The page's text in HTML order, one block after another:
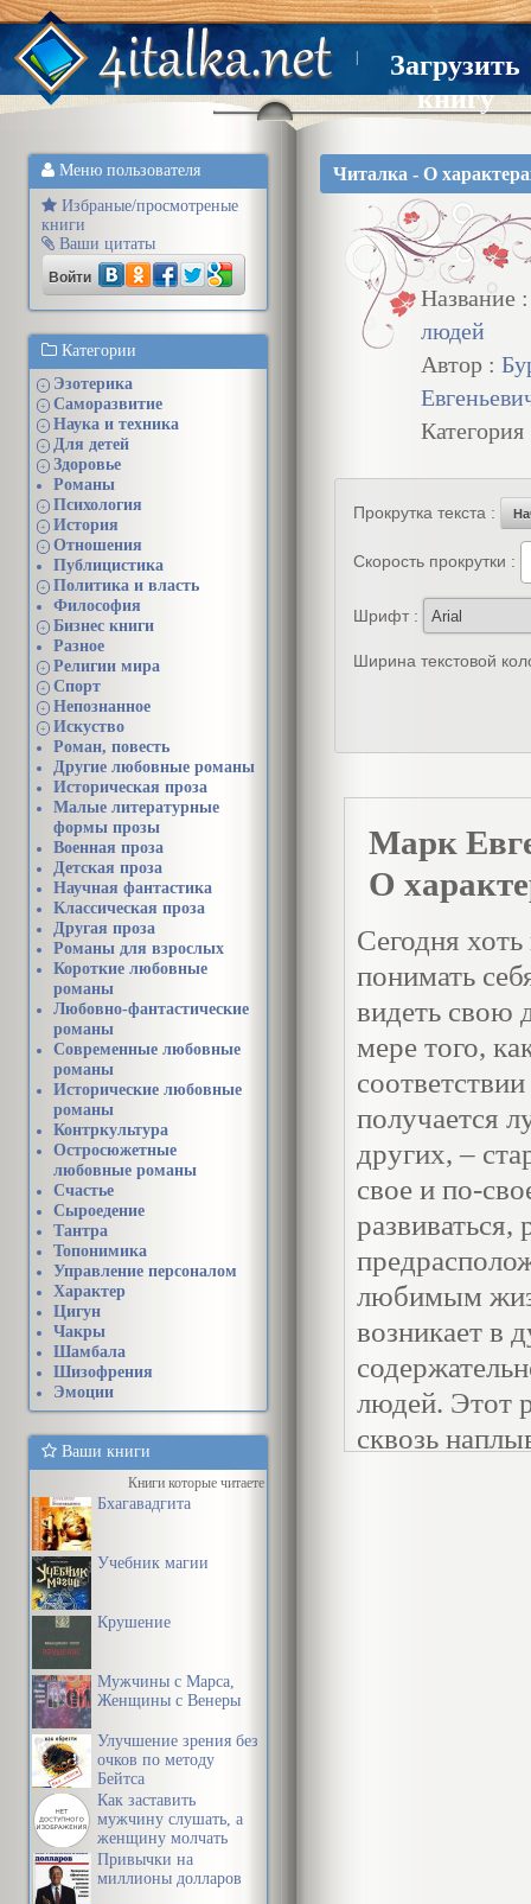
Загрузить
книгу
Меню пользователя
Избраные/просмотреные
книги
Ваши цитаты
Войти
Категории
+ Эзотерика
+ Саморазвитие
+ Наука и техника
+ Для детей
+
Здоровье
Романы
+ Психология
+ История
+
Отношения
Публицистика
+
Политика и власть
Философия
+
Бизнес книги
Разное
+ Религии мира
+ Спорт
+ Непознанное
+
Искуство
Роман, повесть
Другие любовные романы
Историческая проза
Малые литературные
формы прозы
Военная проза
Детская проза
Научная фантастика
Классическая проза
Другая проза
Романы для взрослых
Короткие любовные
романы
Любовно-фантастические
романы
Современные любовные
романы
Исторические любовные
романы
Контркультура
Остросюжетные
любовные романы
Счастье
Сыроедение
Тантра
Топонимика
Управление персоналом
Характер
Цигун
Чакры
Шамбала
Шизофрения
Эмоции
Ваши книги
Книги которые читаете
Бхагавадгита
Учебник магии
Крушение
Мужчины с Марса,
Женщины с Венеры
Улучшение зрения без
очков по методу
Бейтса
Как заставить
мужчину слушать, а
женщину молчать
Привычки на
миллионы долларов
Читалка - О
Название
людей
Автор :
Прокрутка текста :
Скорость прокрутки :
Шрифт :
Ширина текстовой
Марк
О
Сегодня
понимать
видеть свою
мере того,
получается
других, –
свое и по-
развиваться,
любимым
возникает в
людей. Этот
сквозь